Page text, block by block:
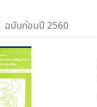
ฉบับก่อนปี 2560